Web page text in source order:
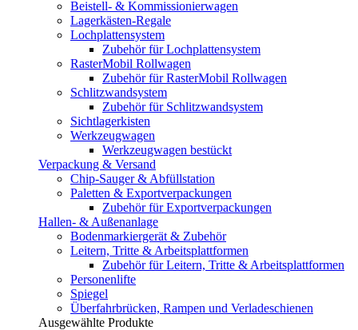
Beistell- & Kommissionierwagen
Lagerkästen-Regale
Lochplattensystem
Zubehör für Lochplattensystem
RasterMobil Rollwagen
Zubehör für RasterMobil Rollwagen
Schlitzwandsystem
Zubehör für Schlitzwandsystem
Sichtlagerkisten
Werkzeugwagen
Werkzeugwagen bestückt
Verpackung & Versand
Chip-Sauger & Abfüllstation
Paletten & Exportverpackungen
Zubehör für Exportverpackungen
Hallen- & Außenanlage
Bodenmarkiergerät & Zubehör
Leitern, Tritte & Arbeitsplattformen
Zubehör für Leitern, Tritte & Arbeitsplattformen
Personenlifte
Spiegel
Überfahrbrücken, Rampen und Verladeschienen
Ausgewählte Produkte